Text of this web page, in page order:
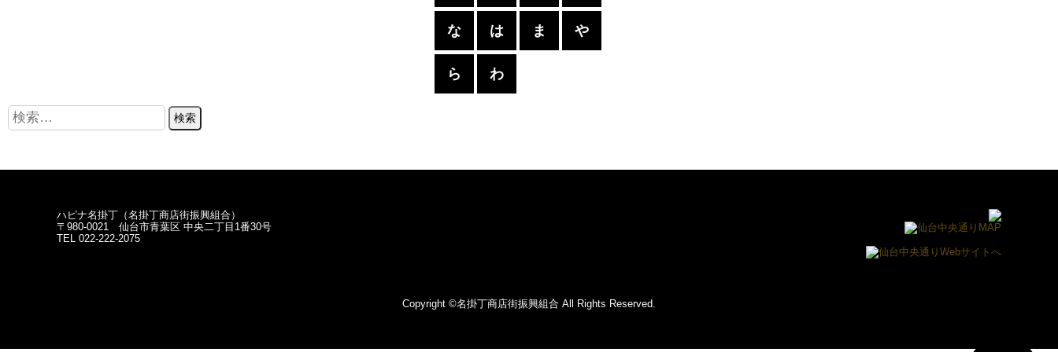
な は ま や
ら わ
ハピナ名掛丁（名掛丁商店街振興組合）
〒980-0021 仙台市青葉区 中央二丁目1番30号
TEL 022-222-2075
Copyright ©名掛丁商店街振興組合 All Rights Reserved.